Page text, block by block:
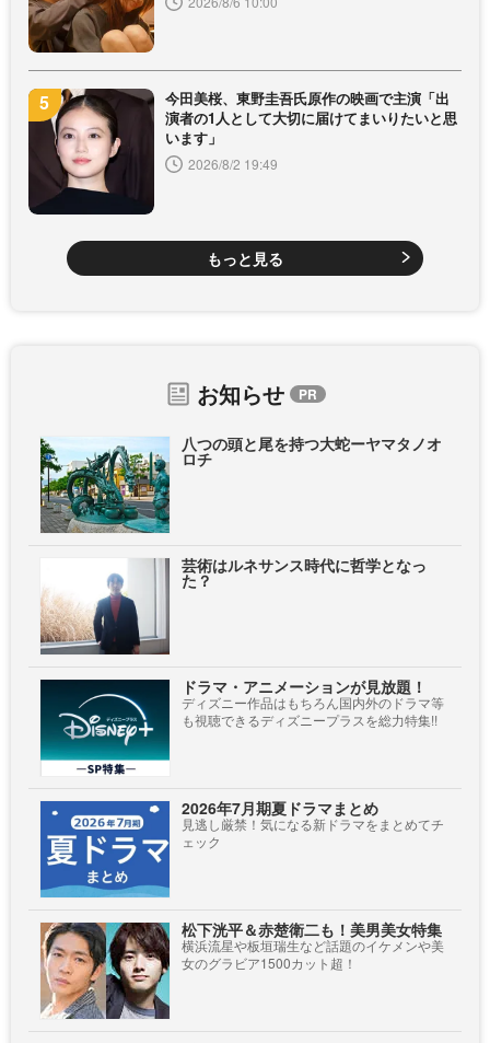
今田美桜、東野圭吾氏原作の映画で主演「出
演者の1人として大切に届けてまいりたいと思
います」
2026/8/2 19:49
もっと見る
お知らせ
八つの頭と尾を持つ大蛇ーヤマタノオ
ロチ
芸術はルネサンス時代に哲学となっ
た？
ドラマ・アニメーションが見放題！
ディズニー作品はもちろん国内外のドラマ等
も視聴できるディズニープラスを総力特集!!
2026年7月期夏ドラマまとめ
見逃し厳禁！気になる新ドラマをまとめてチ
ェック
松下洸平＆赤楚衛二も！美男美女特集
横浜流星や板垣瑞生など話題のイケメンや美
女のグラビア1500カット超！